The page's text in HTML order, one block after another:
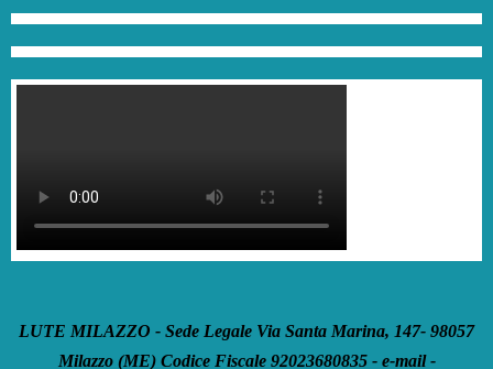
LUTE MILAZZO - Sede Legale Via Santa Marina, 147- 98057
Milazzo (ME) Codice Fiscale 92023680835 - e-mail -